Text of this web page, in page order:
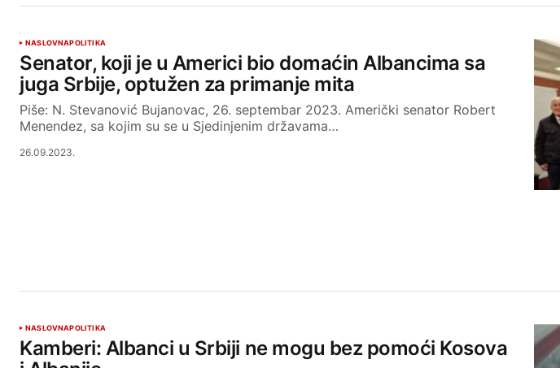
NASLOVNAPOLITIKA
Senator, koji je u Americi bio domaćin Albancima sa
juga Srbije, optužen za primanje mita
Piše: N. Stevanović Bujanovac, 26. septembar 2023. Američki senator Robert
Menendez, sa kojim su se u Sjedinjenim državama…
26.09.2023.
NASLOVNAPOLITIKA
Kamberi: Albanci u Srbiji ne mogu bez pomoći Kosova